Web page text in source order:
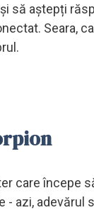
să aștepți
Seara,
care începe
azi, adevărul